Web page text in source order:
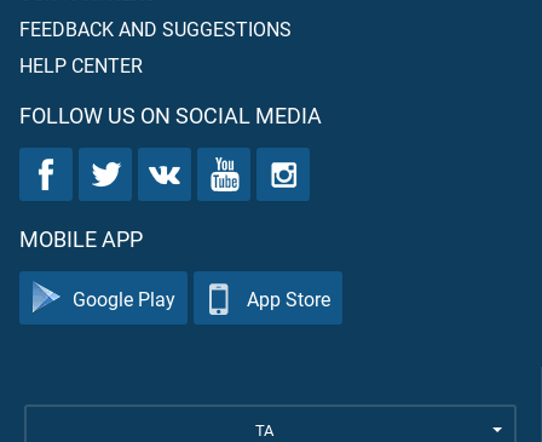
FEEDBACK AND SUGGESTIONS
HELP CENTER
FOLLOW US ON SOCIAL MEDIA
MOBILE APP
Google Play App Store
TA